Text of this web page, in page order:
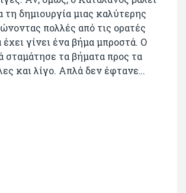
τη δημιουργία μιας καλύτερης
πολλές από τις ορατές
έχει γίνει ένα βήμα μπροστά. Ο
σταμάτησε τα βήματα προς τα
και λίγο. Απλά δεν έφτανε…